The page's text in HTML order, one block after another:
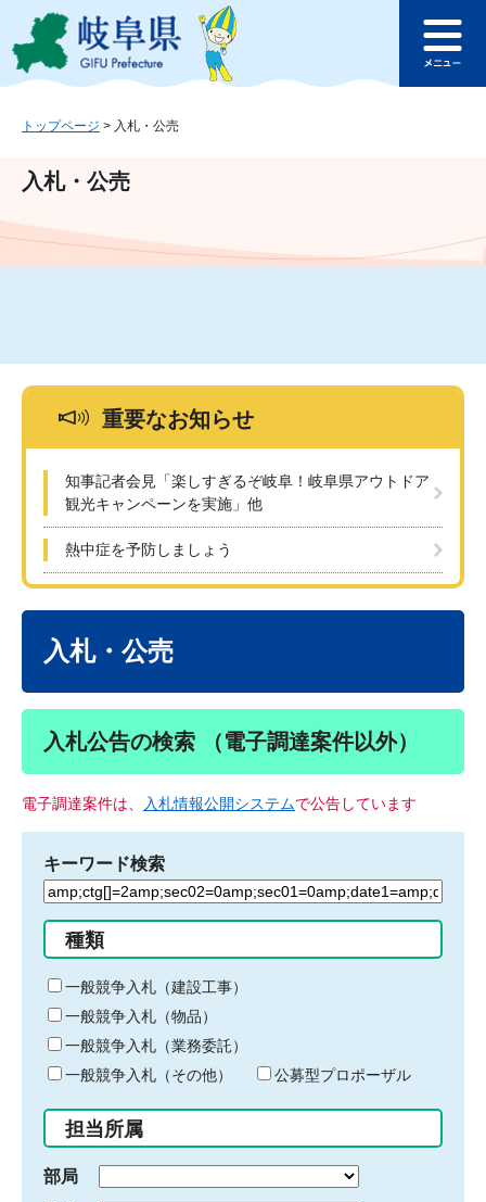
ジ
ュ
文
このページの本文へ
ュ
トップページ > 入札・公売
入札・公売
重要なお知らせ
知事記者会見「楽しすぎるぞ岐阜！岐阜県アウトドア
観光キャンペーンを実施」他
熱中症を予防しましょう
入札・公売
入札公告の検索 （電子調達案件以外）
電子調達案件は、 入札情報公開システムで公告しています
キーワード検索
検
る
キ
ー
ワ
ー
ド
入
力
種類
一般競争入札（建設工事）
一般競争入札（物品）
一般競争入札（業務委託）
一般競争入札（その他）
公募型プロポーザル
担当所属
部局